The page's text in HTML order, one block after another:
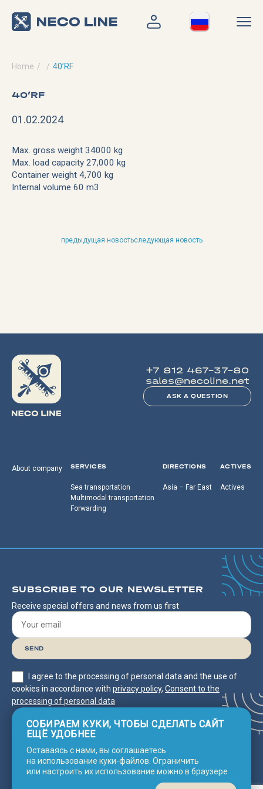
Home 40’RF
40’RF
01.02.2024
Max. gross weight 34000 kg
Max. load capacity 27,000 kg
Container weight 4,700 kg
Internal volume 60 m3
предыдущая новостьследующая новость
+7 812 467-37-80
sales@necoline.net
ASK A QUESTION
About company SERVICES
Sea transportation
Multimodal transportation
Forwarding
DIRECTIONS
Asia – Far East
ACTIVES
Actives
SUBSCRIBE TO OUR NEWSLETTER
Receive special offers and news from us first
I agree to the processing of personal data and the use of
cookies in accordance with privacy policy, Consent to the
processing of personal data
2025 © Neco Line
Privacy
Consent to the processing of personal
data
СОБИРАЕМ КУКИ, ЧТОБЫ СДЕЛАТЬ САЙТ
ЕЩЁ УДОБНЕЕ
Оставаясь с нами, вы соглашаетесь
на использование куки-файлов. Ограничить
или настроить их использование можно в браузере